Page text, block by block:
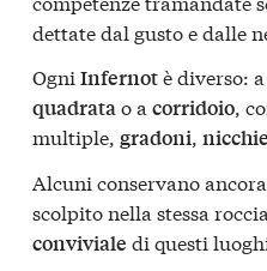
dettate dal gusto e dalle
Ogni Infernotè diverso:
quadratao a corridoio,
multiple, gradoni, nicchie
Alcuni conservano
scolpito nella stessa
conviviale di questi